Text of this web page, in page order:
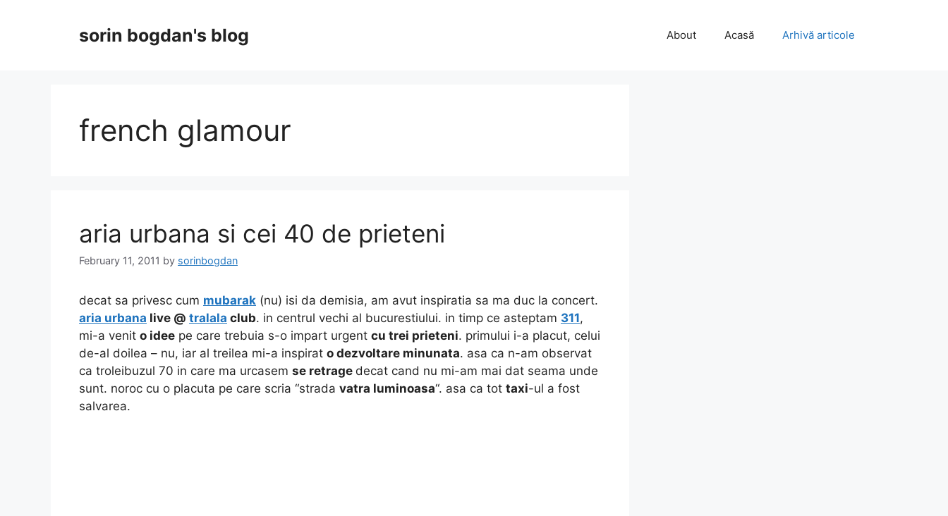
sorin bogdan's blog About Acasă Arhivă articole
french glamour
aria urbana si cei 40 de prieteni
February 11, 2011 by sorinbogdan
decat sa privesc cum mubarak (nu) isi da demisia, am avut inspiratia sa ma duc la concert.
aria urbana live @ tralala club. in centrul vechi al bucurestiului. in timp ce asteptam 311,
mi-a venit o idee pe care trebuia s-o impart urgent cu trei prieteni. primului i-a placut, celui
de-al doilea – nu, iar al treilea mi-a inspirat o dezvoltare minunata. asa ca n-am observat
ca troleibuzul 70 in care ma urcasem se retrage decat cand nu mi-am mai dat seama unde
sunt. noroc cu o placuta pe care scria “strada vatra luminoasa“. asa ca tot taxi-ul a fost
salvarea.